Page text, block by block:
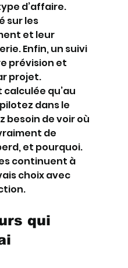
d’affaire.
sur les
et leur
Enfin, un suivi
prévision et
projet.
calculée qu’au
dans le
besoin de voir où
de
et pourquoi.
continuent à
choix avec
qui